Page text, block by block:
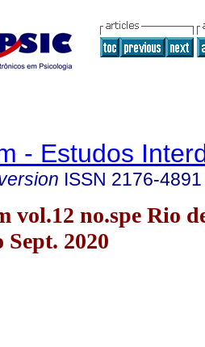
- Estudos
ISSN 2176-4891
vol.12 no.spe Rio
Sept. 2020